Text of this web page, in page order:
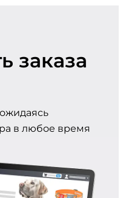
заказа
в любое время